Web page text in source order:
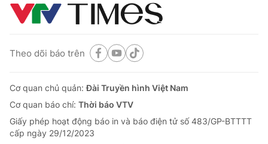
Tổng đài VTV:
024.38 355 931 - 024.38 355 932
Ðiện thoại Thời báo VTV:024.66 897 897
toasoan@vtv.vn
Liên hệ quảng cáo: 024-7300.7108
Theo dõi báo trên
Cơ quan chủ quản:Đài Truyền hình Việt Nam
Cơ quan báo chí: Thời báo VTV
Giấy phép hoạt động báo in và báo điện tử số 483/GP-BTTTT
cấp ngày 29/12/2023